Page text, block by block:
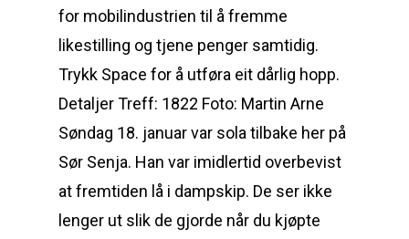
for mobilindustrien til å fremme
likestilling og tjene penger samtidig.
Trykk Space for å utføra eit dårlig hopp.
Detaljer Treff: 1822 Foto: Martin Arne
Søndag 18. januar var sola tilbake her på
Sør Senja. Han var imidlertid overbevist
at fremtiden lå i dampskip. De ser ikke
lenger ut slik de gjorde når du kjøpte